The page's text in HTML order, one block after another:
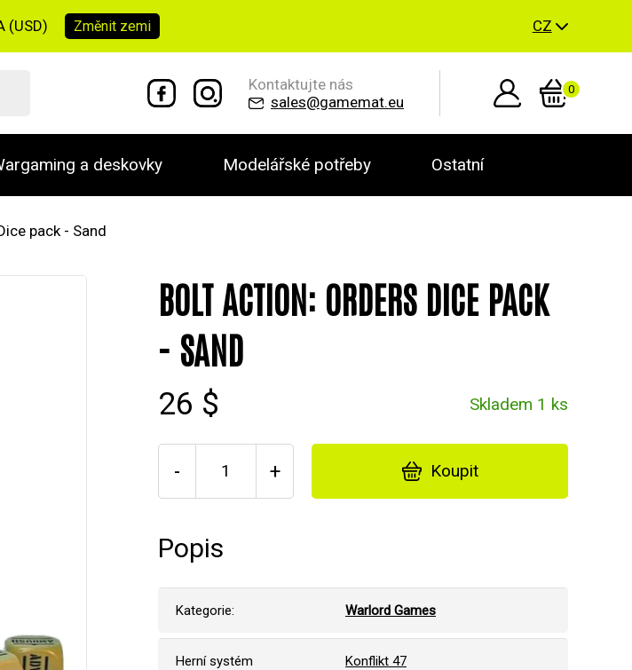
(USD) Změnit zemi CZ
Kontaktujte nás
sales@gamemat.eu
0
a deskovky Modelářské potřeby Ostatní
pack - Sand
BOLT ACTION: ORDERS DICE PACK
- SAND
26 $ Skladem 1 ks
- + Koupit
Popis
Kategorie: Warlord Games
Herní systém Konflikt 47